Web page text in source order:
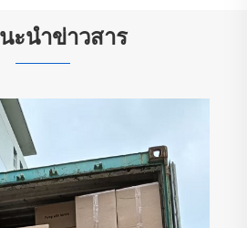
ะนำข่าวสาร